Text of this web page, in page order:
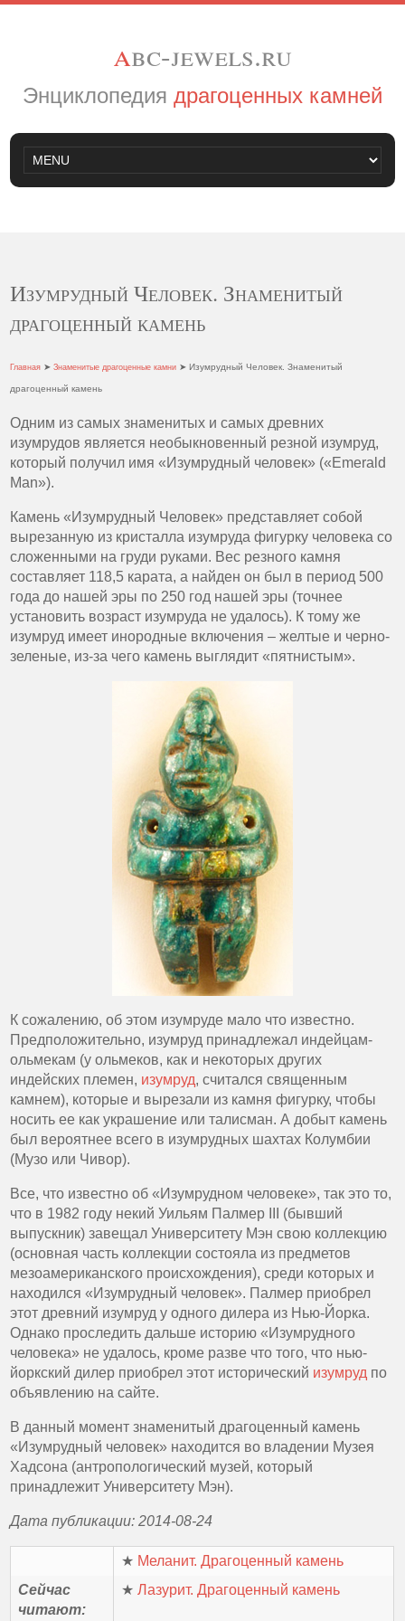
abc-jewels.ru
Энциклопедия драгоценных камней
Изумрудный Человек. Знаменитый
драгоценный камень
Главная ➤Знаменитые драгоценные камни ➤ Изумрудный Человек. Знаменитый
драгоценный камень
Одним из самых знаменитых и самых древних
изумрудов является необыкновенный резной изумруд,
который получил имя «Изумрудный человек» («Emerald
Man»).
Камень «Изумрудный Человек» представляет собой
вырезанную из кристалла изумруда фигурку человека со
сложенными на груди руками. Вес резного камня
составляет 118,5 карата, а найден он был в период 500
года до нашей эры по 250 год нашей эры (точнее
установить возраст изумруда не удалось). К тому же
изумруд имеет инородные включения – желтые и черно-
зеленые, из-за чего камень выглядит «пятнистым».
К сожалению, об этом изумруде мало что известно.
Предположительно, изумруд принадлежал индейцам-
ольмекам (у ольмеков, как и некоторых других
индейских племен, изумруд, считался священным
камнем), которые и вырезали из камня фигурку, чтобы
носить ее как украшение или талисман. А добыт камень
был вероятнее всего в изумрудных шахтах Колумбии
(Музо или Чивор).
Все, что известно об «Изумрудном человеке», так это то,
что в 1982 году некий Уильям Палмер III (бывший
выпускник) завещал Университету Мэн свою коллекцию
(основная часть коллекции состояла из предметов
мезоамериканского происхождения), среди которых и
находился «Изумрудный человек». Палмер приобрел
этот древний изумруд у одного дилера из Нью-Йорка.
Однако проследить дальше историю «Изумрудного
человека» не удалось, кроме разве что того, что нью-
йоркский дилер приобрел этот исторический изумруд по
объявлению на сайте.
В данный момент знаменитый драгоценный камень
«Изумрудный человек» находится во владении Музея
Хадсона (антропологический музей, который
принадлежит Университету Мэн).
Дата публикации: 2014-08-24
★ Меланит. Драгоценный камень
Сейчас
читают:
★Лазурит. Драгоценный камень